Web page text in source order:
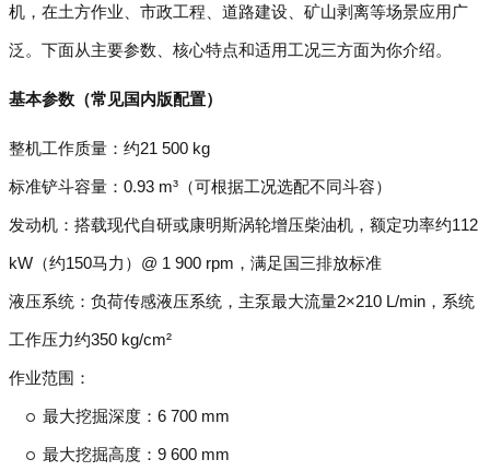
机，在土方作业、市政工程、道路建设、矿山剥离等场景应用广
泛。下面从主要参数、核心特点和适用工况三方面为你介绍。
基本参数（常见国内版配置）
整机工作质量：约21 500 kg
标准铲斗容量：0.93 m³（可根据工况选配不同斗容）
发动机：搭载现代自研或康明斯涡轮增压柴油机，额定功率约112
kW（约150马力）@ 1 900 rpm，满足国三排放标准
液压系统：负荷传感液压系统，主泵最大流量2×210 L/min，系统
工作压力约350 kg/cm²
作业范围：
最大挖掘深度：6 700 mm
最大挖掘高度：9 600 mm